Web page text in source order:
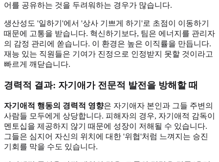
어를 공유하는 것을 두려워하는 경우가 많습니다.
생산성도 '일하기'에서 '상사 기쁘게 하기'로 초점이 이동하기
때문에 고통을 받습니다. 혁신하기보다, 팀은 에너지를 관리자
의 감정 관리에 쏟습니다. 이 환경은 높은 이직률을 만듭니다.
재능 있는 직원들은 기여가 진정으로 인정받지 못할 것이라고
빠르게 깨닫습니다.
경력적 결과: 자기애가 전문적 발전을 방해할 때
자기애적 행동의 경력적 영향은 자기애자 본인과 그들 주변의
사람들 모두에게 상당합니다. 피해자의 경우, 자기애적 감독이
멘토십을 제공하지 않기 때문에 성장이 저해될 수 있습니다.
그들은 심지어 자신의 위치에 대한 '위협'처럼 느껴지는 승진
기회를 막을 수도 있습니다.